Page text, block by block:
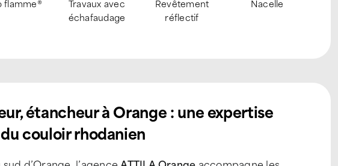
Amiante
Recherche
d’infiltration
Nettoyage
panneaux
Chemin de
étancheur à Orange : une expertise
couloir rhodanien